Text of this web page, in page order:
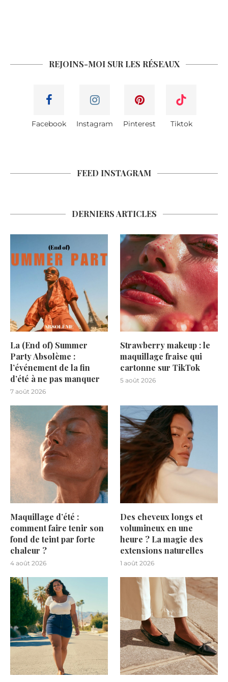
REJOINS-MOI SUR LES RÉSEAUX
Facebook Instagram Pinterest Tiktok
FEED INSTAGRAM
DERNIERS ARTICLES
La (End of) Summer
Party Absolème :
l’événement de la fin
d’été à ne pas manquer
7 août 2026
Strawberry makeup : le
maquillage fraise qui
cartonne sur TikTok
5 août 2026
Maquillage d’été :
comment faire tenir son
fond de teint par forte
chaleur ?
4 août 2026
Des cheveux longs et
volumineux en une
heure ? La magie des
extensions naturelles
1 août 2026